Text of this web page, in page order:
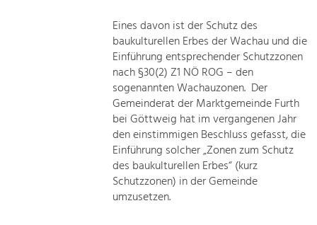
Steigerung regionaler Wertschöpfung
Eines davon ist der Schutz des
baukulturellen Erbes der Wachau und die
Einführung entsprechender Schutzzonen
nach §30(2) Z1 NÖ ROG – den
sogenannten Wachauzonen. Der
Gemeinderat der Marktgemeinde Furth
bei Göttweig hat im vergangenen Jahr
den einstimmigen Beschluss gefasst, die
Einführung solcher „Zonen zum Schutz
des baukulturellen Erbes“ (kurz
Schutzzonen) in der Gemeinde
umzusetzen.